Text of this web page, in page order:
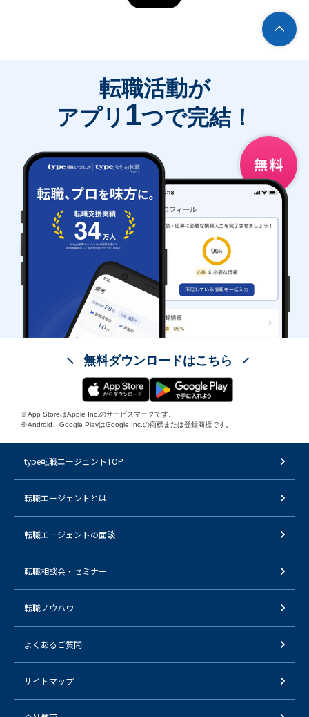
転職活動が
アプリ 1つで完結！
無料ダウンロードはこちら
※App StoreはApple Inc.のサービスマークです。
※Android、Google PlayはGoogle Inc.の商標または登録商標です。
type転職エージェントTOP
転職エージェントとは
転職エージェントの面談
転職相談会・セミナー
転職ノウハウ
よくあるご質問
サイトマップ